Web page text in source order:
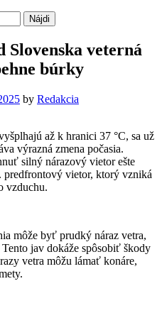
Slovenska veterná
búrky
by Redakcia
až k hranici 37 °C, sa už
výrazná zmena počasia.
silný nárazový vietor ešte
predfrontový vietor, ktorý vzniká
vzduchu.
môže byť prudký náraz vetra,
jav dokáže spôsobiť škody
vetra môžu lámať konáre,